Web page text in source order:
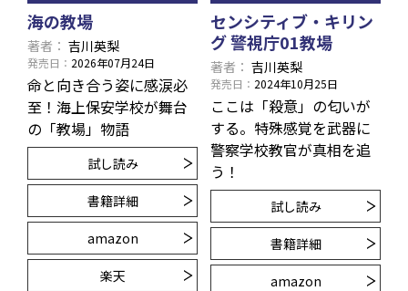
海の教場
著者 吉川英梨
発売日 2026年07月24日
命と向き合う姿に感涙必
至！海上保安学校が舞台
の「教場」物語
試し読み
書籍詳細
amazon
楽天
センシティブ・キリン
グ 警視庁01教場
著者 吉川英梨
発売日 2024年10月25日
ここは「殺意」の匂いが
する。特殊感覚を武器に
警察学校教官が真相を追
う！
試し読み
書籍詳細
amazon